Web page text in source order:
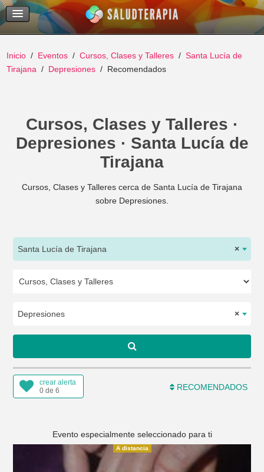
Temas Recientes
Buscar
Inicio Eventos Cursos, Clases y Talleres
Santa Lucía de
Tirajana
Depresiones Recomendados
Cursos, Clases y Talleres ·
Depresiones · Santa Lucía de
Tirajana
Cursos, Clases y Talleres cerca de Santa Lucía de Tirajana
sobre Depresiones.
×
Santa Lucía de Tirajana
×
Depresiones
crear alerta
0 de 6
RECOMENDADOS
Evento especialmente seleccionado para ti
A distancia